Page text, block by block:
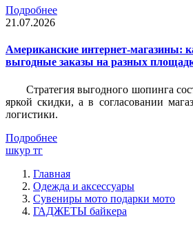
Подробнее
21.07.2026
Американские интернет-магазины:
выгодные заказы на разных
Стратегия выгодного шопинга
яркой скидки, а в согласовании
логистики.
Подробнее
шкур тг
Главная
Одежда и аксессуары
Сувениры мото подарки мото
ГАДЖЕТЫ байкера